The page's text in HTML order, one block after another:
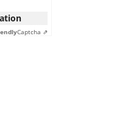
Captcha ⇗